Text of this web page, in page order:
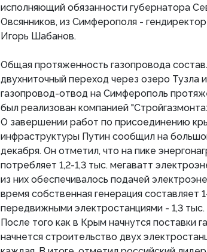
исполняющий обязанности губернатора
Овсянников, из Симферополя -
Игорь Шабанов.
Общая протяженность газопровода
двухниточный переход через озеро Тузла
газопровод-отвод на Симферополь
был реализован компанией
О завершении работ по присоединению
инфраструктуры Путин сообщил на
декабря. Он отметил, что на пике
потребляет 1,2-1,3 тыс. мегаватт
из них обеспечивалось подачей
время собственная генерация составляет
передвижными электростанциями - 1,3 тыс.
После того как в Крым начнутся поставки
начнется строительство двух